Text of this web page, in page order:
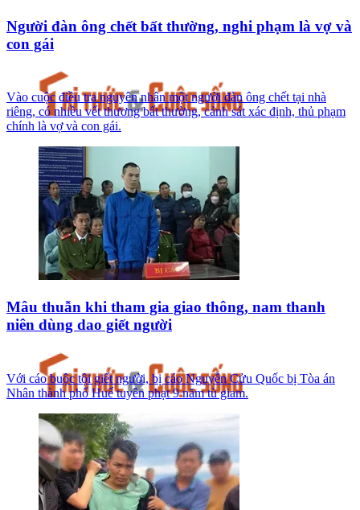
Người đàn ông chết bất thường, nghi phạm là vợ và
con gái
Vào cuộc điều tra nguyên nhân một người đàn ông chết tại nhà
riêng, có nhiều vết thương bất thường, cảnh sát xác định, thủ phạm
chính là vợ và con gái.
Mâu thuẫn khi tham gia giao thông, nam thanh
niên dùng dao giết người
Với cáo buộc tội giết người, bị cáo Nguyễn Cửu Quốc bị Tòa án
Nhân thành phố Huế tuyên phạt 9 năm tù giam.